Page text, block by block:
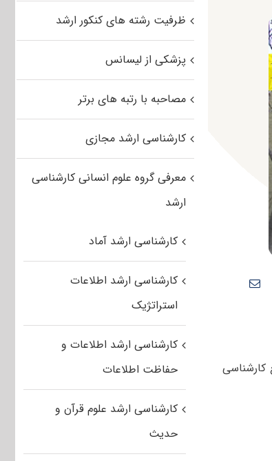
ظرفیت رشته های کنکور ارشد
پزشکی از لیسانس
مصاحبه با رتبه های برتر
کارشناسی ارشد مجازی
معرفی گروه علوم انسانی کارشناسی
ارشد
کارشناسی ارشد آماد
کارشناسی ارشد اطلاعات
استراتژیک
کارشناسی ارشد اطلاعات و
حفاظت اطلاعات
کارشناسی ارشد علوم قرآن و
حدیث